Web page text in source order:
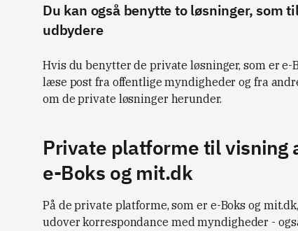
Du kan også benytte to løsninger, som
udbydere
Hvis du benytter de private løsninger, som er e-
læse post fra offentlige myndigheder og fra
om de private løsninger herunder.
Private platforme til visning
e-Boks og mit.dk
På de private platforme, som er e-Boks og
udover korrespondance med myndigheder -